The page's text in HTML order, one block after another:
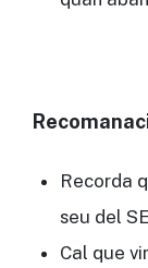
Recorda
seu del
Cal que